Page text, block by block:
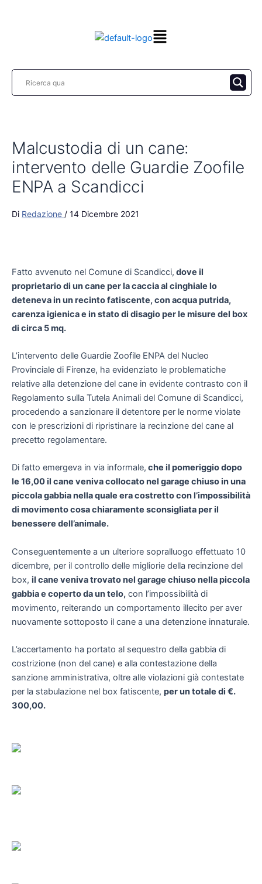
Malcustodia di un cane:
intervento delle Guardie Zoofile
ENPA a Scandicci
Di Redazione / 14 Dicembre 2021
Fatto avvenuto nel Comune di Scandicci, dove il
proprietario di un cane per la caccia al cinghiale lo
deteneva in un recinto fatiscente, con acqua putrida,
carenza igienica e in stato di disagio per le misure del box
di circa 5 mq.
L’intervento delle Guardie Zoofile ENPA del Nucleo
Provinciale di Firenze, ha evidenziato le problematiche
relative alla detenzione del cane in evidente contrasto con il
Regolamento sulla Tutela Animali del Comune di Scandicci,
procedendo a sanzionare il detentore per le norme violate
con le prescrizioni di ripristinare la recinzione del cane al
precetto regolamentare.
Di fatto emergeva in via informale, che il pomeriggio dopo
le 16,00 il cane veniva collocato nel garage chiuso in una
piccola gabbia nella quale era costretto con l’impossibilità
di movimento cosa chiaramente sconsigliata per il
benessere dell’animale.
Conseguentemente a un ulteriore sopralluogo effettuato 10
dicembre, per il controllo delle migliorie della recinzione del
box, il cane veniva trovato nel garage chiuso nella piccola
gabbia e coperto da un telo, con l’impossibilità di
movimento, reiterando un comportamento illecito per aver
nuovamente sottoposto il cane a una detenzione innaturale.
L’accertamento ha portato al sequestro della gabbia di
costrizione (non del cane) e alla contestazione della
sanzione amministrativa, oltre alle violazioni già contestate
per la stabulazione nel box fatiscente, per un totale di €.
300,00.